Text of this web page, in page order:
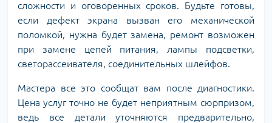
сложности и оговоренных сроков. Будьте готовы,
если дефект экрана вызван его механической
поломкой, нужна будет замена, ремонт возможен
при замене цепей питания, лампы подсветки,
светорассеивателя, соединительных шлейфов.
Мастера все это сообщат вам после диагностики.
Цена услуг точно не будет неприятным сюрпризом,
ведь все детали уточняются предварительно,